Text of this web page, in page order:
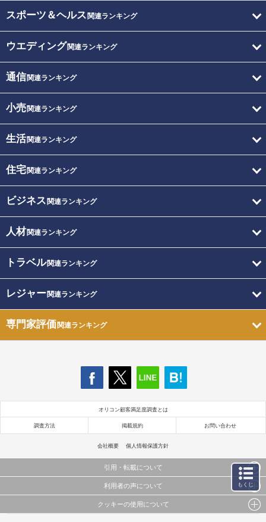
スポーツ＆ヘルス 関連ランキング
ウエディング関連ランキング
通信関連ランキング
小売関連ランキング
生活関連ランキング
住宅関連ランキング
ビジネス 関連ランキング
人材関連ランキング
トラベル関連ランキング
レジャー関連ランキング
専門家評価関連ランキング
オリコン顧客満足度調査とは
調査方法 掲載規約 お問い合わせ
会社概要 個人情報保護方針
引用・転載について
当サイトで公開されている情報（文字、写真、イラスト、画像データ等）及びこれらの配置・
これらの情報を権利者の許可なく無断転載・複製などの二次利用を行うことは固く禁じており
利用者の声について
当サイトに掲載している内容はすべてサービスの利用者が提出された見解・感想です。
クッキーの使用について
もくじ